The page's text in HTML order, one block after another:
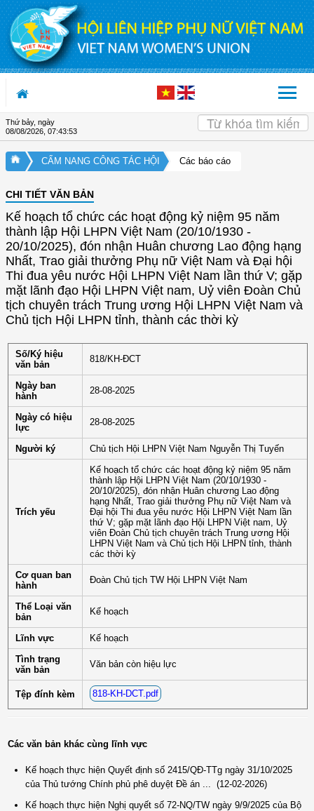
Truy cập nội dung luôn
Thứ bảy, ngày
08/08/2026, 07:43:53
CẨM NANG CÔNG TÁC HỘI Các báo cáo
CHI TIẾT VĂN BẢN
Kế hoạch tổ chức các hoạt động kỷ niệm 95 năm
thành lập Hội LHPN Việt Nam (20/10/1930 -
20/10/2025), đón nhận Huân chương Lao động hạng
Nhất, Trao giải thưởng Phụ nữ Việt Nam và Đại hội
Thi đua yêu nước Hội LHPN Việt Nam lần thứ V; gặp
mặt lãnh đạo Hội LHPN Việt nam, Uỷ viên Đoàn Chủ
tịch chuyên trách Trung ương Hội LHPN Việt Nam và
Chủ tịch Hội LHPN tỉnh, thành các thời kỳ
Số/Ký hiệu
văn bản
818/KH-ĐCT
Ngày ban
hành
28-08-2025
Ngày có hiệu
lực
28-08-2025
Người ký Chủ tịch Hội LHPN Việt Nam Nguyễn Thị Tuyến
Trích yếu
Kế hoạch tổ chức các hoạt động kỷ niệm 95 năm
thành lập Hội LHPN Việt Nam (20/10/1930 -
20/10/2025), đón nhận Huân chương Lao động
hạng Nhất, Trao giải thưởng Phụ nữ Việt Nam và
Đại hội Thi đua yêu nước Hội LHPN Việt Nam lần
thứ V; gặp mặt lãnh đạo Hội LHPN Việt nam, Uỷ
viên Đoàn Chủ tịch chuyên trách Trung ương Hội
LHPN Việt Nam và Chủ tịch Hội LHPN tỉnh, thành
các thời kỳ
Cơ quan ban
hành
Đoàn Chủ tịch TW Hội LHPN Việt Nam
Thể Loại văn
bản
Kế hoạch
Lĩnh vực
Kế hoạch
Tình trạng
văn bản
Văn bản còn hiệu lực
Tệp đính kèm 818-KH-DCT.pdf
Các văn bản khác cùng lĩnh vực
Kế hoạch thực hiện Quyết định số 2415/QĐ-TTg ngày 31/10/2025
của Thủ tướng Chính phủ phê duyệt Đề án ...
(12-02-2026)
Kế hoạch thực hiện Nghị quyết số 72-NQ/TW ngày 9/9/2025 của Bộ